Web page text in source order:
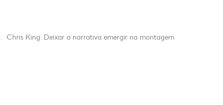
. Chris King: Deixar a narrativa emergir na montagem